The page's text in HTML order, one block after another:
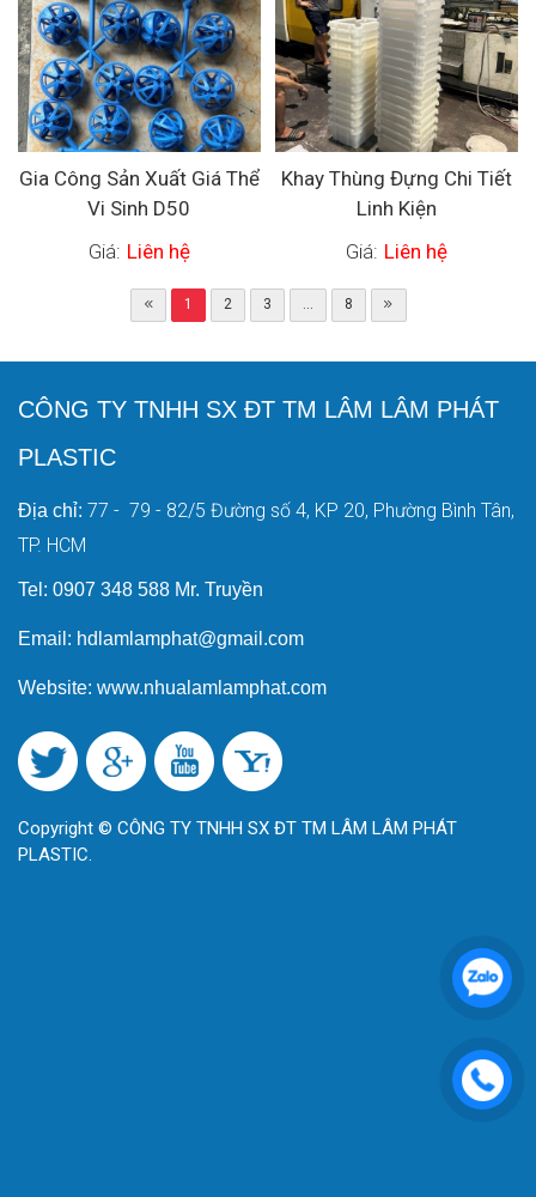
Gia Công Sản Xuất Giá Thể
Vi Sinh D50
Giá: Liên hệ
Khay Thùng Đựng Chi Tiết
Linh Kiện
Giá: Liên hệ
1 2 3 ... 8
CÔNG TY TNHH SX ĐT TM LÂM LÂM PHÁT
PLASTIC
Địa chỉ: 77 - 79 - 82/5 Đường số 4, KP 20, Phường Bình Tân,
TP. HCM
Tel: 0907 348 588 Mr. Truyền
Email: hdlamlamphat@gmail.com
Website: www.nhualamlamphat.com
Copyright © CÔNG TY TNHH SX ĐT TM LÂM LÂM PHÁT
PLASTIC.